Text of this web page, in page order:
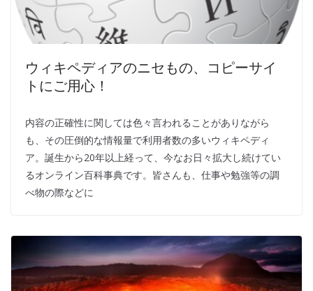
ウィキペディアのニセもの、コピーサイ
トにご用心！
内容の正確性に関しては色々言われることがありながら
も、その圧倒的な情報量で利用者数の多いウィキペディ
ア。誕生から20年以上経って、今なお日々拡大し続けてい
るオンライン百科事典です。皆さんも、仕事や勉強等の調
べ物の際などに